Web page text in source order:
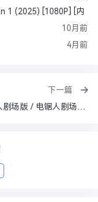
1 (2025) [1080P] [内
10月前
4月前
下一篇
链锯人剧场版 / 电锯人剧场版：蕾塞篇【4K 杜比视界 HDR10 | 1080P】【内封官方中字】